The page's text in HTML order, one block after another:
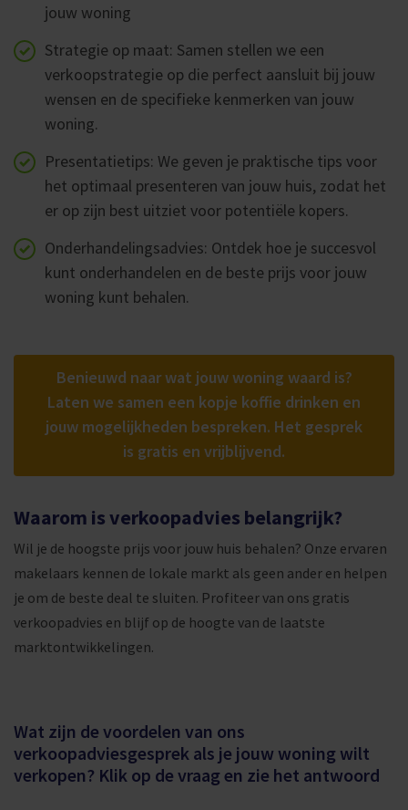
jouw woning
Strategie op maat: Samen stellen we een
verkoopstrategie op die perfect aansluit bij jouw
wensen en de specifieke kenmerken van jouw
woning.
Presentatietips: We geven je praktische tips voor
het optimaal presenteren van jouw huis, zodat het
er op zijn best uitziet voor potentiële kopers.
Onderhandelingsadvies: Ontdek hoe je succesvol
kunt onderhandelen en de beste prijs voor jouw
woning kunt behalen.
Benieuwd naar wat jouw woning waard is?
Laten we samen een kopje koffie drinken en
jouw mogelijkheden bespreken. Het gesprek
is gratis en vrijblijvend.
Waarom is verkoopadvies belangrijk?
Wil je de hoogste prijs voor jouw huis behalen? Onze ervaren
makelaars kennen de lokale markt als geen ander en helpen
je om de beste deal te sluiten. Profiteer van ons gratis
verkoopadvies en blijf op de hoogte van de laatste
marktontwikkelingen.
Wat zijn de voordelen van ons
verkoopadviesgesprek als je jouw woning wilt
verkopen? Klik op de vraag en zie het antwoord